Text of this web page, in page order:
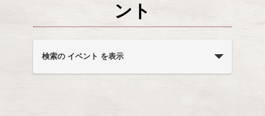
ント
イ
ベ
ン
検索の イベント を表示